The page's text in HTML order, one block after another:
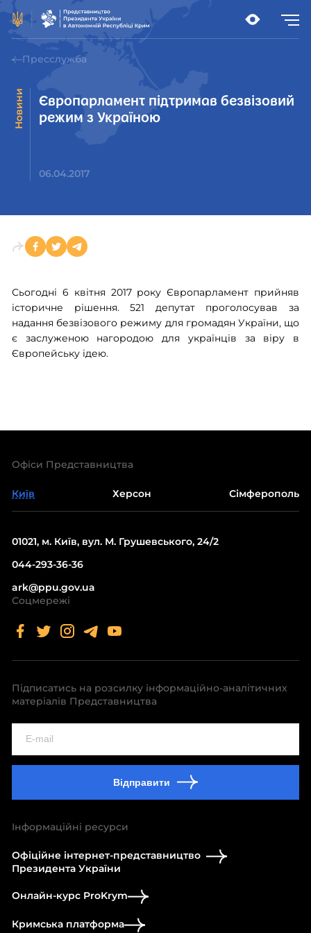
Пресслужба
Новини
Європарламент підтримав безвізовий
режим з Україною
06.04.2017
Сьогодні 6 квітня 2017 року Європарламент прийняв
історичне рішення. 521 депутат проголосував за
надання безвізового режиму для громадян України, що
є заслуженою нагородою для українців за віру в
Європейську ідею.
Офіси Представництва
Київ Херсон Сімферополь
01021, м. Київ, вул. М. Грушевського, 24/2
044-293-36-36
ark@ppu.gov.ua
Соцмережі
Підписатись на розсилку інформаційно-аналітичних
матеріалів Представництва
Відправити
Інформаційні ресурси
Офіційне інтернет-представництво
Президента України
Онлайн-курс ProKrym
Кримська платформа